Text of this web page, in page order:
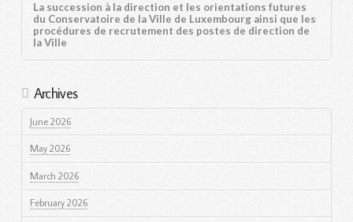
La succession à la direction et les orientations futures
du Conservatoire de la Ville de Luxembourg ainsi que les
procédures de recrutement des postes de direction de
la Ville
Archives
June 2026
May 2026
March 2026
February 2026